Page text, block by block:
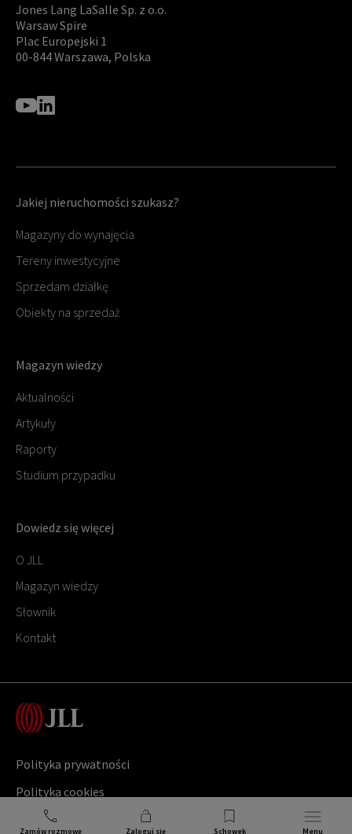
Zamów rozmowę Zaloguj się Schowek Menu
Jones Lang LaSalle Sp. z o.o.
Warsaw Spire
Plac Europejski 1
00-844 Warszawa, Polska
Jakiej nieruchomości szukasz?
Magazyny do wynajęcia
Tereny inwestycyjne
Sprzedam działkę
Obiekty na sprzedaż
Magazyn wiedzy
Aktualności
Artykuły
Raporty
Studium przypadku
Dowiedz się więcej
O JLL
Magazyn wiedzy
Słownik
Kontakt
Copyright © Jones Lang LaSalle
Polityka prywatności
Polityka cookies